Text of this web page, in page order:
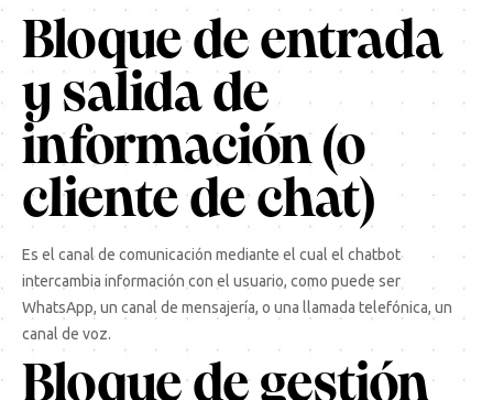
Bloque de entrada
y salida de
información (o
cliente de chat)
Es el canal de comunicación mediante el cual el chatbot
intercambia información con el usuario, como puede ser
WhatsApp, un canal de mensajería, o una llamada telefónica, un
canal de voz.
Bloque de gestión